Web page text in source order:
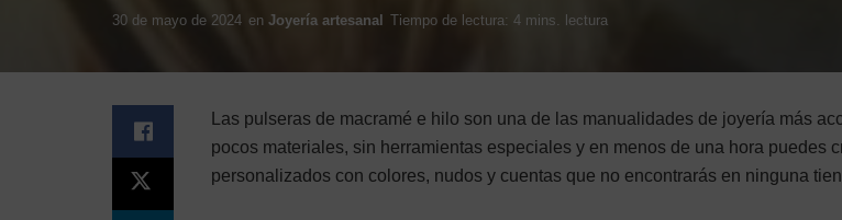
30 de mayo de 2024 en Joyería artesanal Tiempo de lectura: 4 mins. lectura
Las pulseras de macramé e hilo son una de las manualidades de joyería más
pocos materiales, sin herramientas especiales y en menos de una hora puedes
personalizados con colores, nudos y cuentas que no encontrarás en ninguna